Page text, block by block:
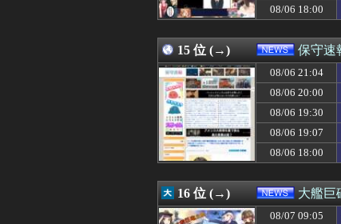
08/07 08:10
【緊急速報
08/07 08:10
伝説のパパ
08/07 08:09
「週刊少年
08/06 18:00
15 位 (→) 保守速
08/06 21:04
08/06 20:00
08/06 19:30
08/06 19:07
08/06 18:00
16 位 (→) 大艦巨
08/07 09:05